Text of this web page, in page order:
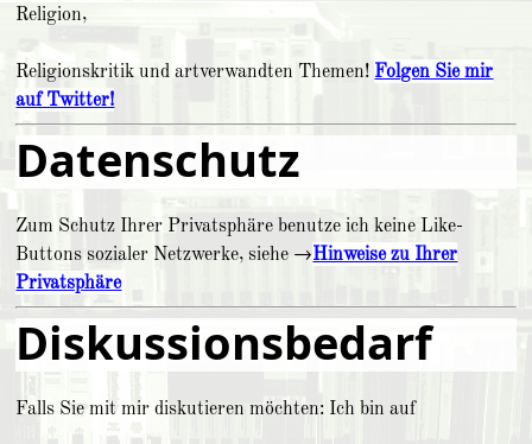
Religion,
Religionskritik und artverwandten Themen! Folgen Sie mir
auf Twitter!
Datenschutz
Zum Schutz Ihrer Privatsphäre benutze ich keine Like-
Buttons sozialer Netzwerke, siehe →Hinweise zu Ihrer
Privatsphäre
Diskussions­bedarf
Falls Sie mit mir diskutieren möchten: Ich bin auf